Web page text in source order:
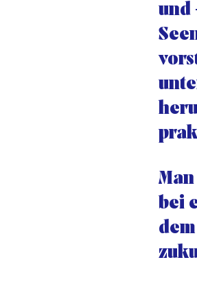
und
bei